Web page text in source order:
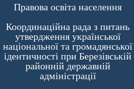
Правова освіта населення
Координаційна рада з питань
утвердження української
національної та громадянської
ідентичності при Березівській
районній державній
адміністрації